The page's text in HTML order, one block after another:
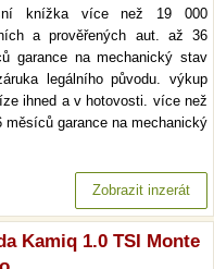
knížka více než 19 000
a prověřených aut. až 36
garance na mechanický stav
legálního původu. výkup
ihned a v hotovosti. více než
garance na mechanický
Zobrazit inzerát
Kamiq 1.0 TSI Monte